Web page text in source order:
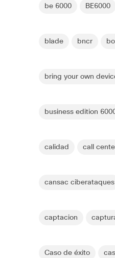
be 6000 BE6000
blade bncr
bring your own
business edition
calidad call
cansac ciberataques
captacion
Caso de éxito